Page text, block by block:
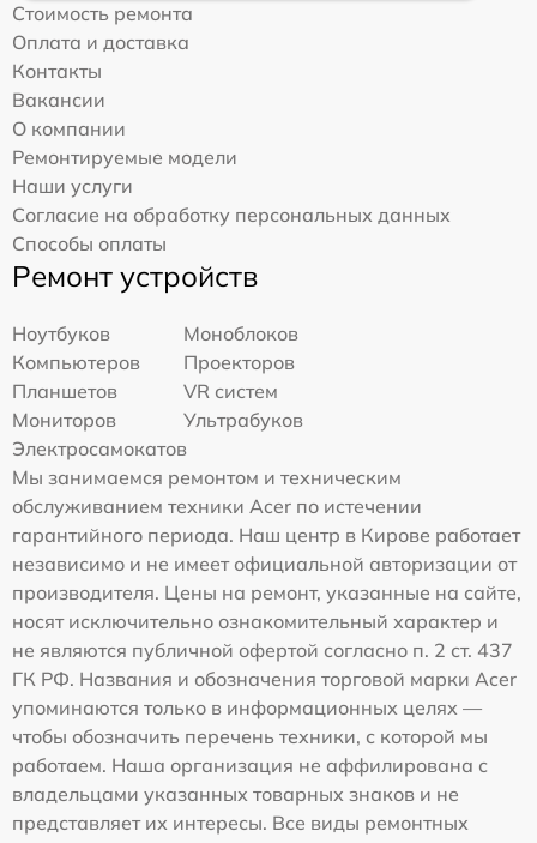
Стоимость ремонта
Оплата и доставка
Контакты
Вакансии
О компании
Ремонтируемые модели
Наши услуги
Согласие на обработку персональных данных
Способы оплаты
Ремонт устройств
Ноутбуков
Моноблоков
Компьютеров
Проекторов
Планшетов
VR систем
Мониторов
Ультрабуков
Электросамокатов
Мы занимаемся ремонтом и техническим
обслуживанием техники Acer по истечении
гарантийного периода. Наш центр в Кирове работает
независимо и не имеет официальной авторизации от
производителя. Цены на ремонт, указанные на сайте,
носят исключительно ознакомительный характер и
не являются публичной офертой согласно п. 2 ст. 437
ГК РФ. Названия и обозначения торговой марки Acer
упоминаются только в информационных целях —
чтобы обозначить перечень техники, с которой мы
работаем. Наша организация не аффилирована с
владельцами указанных товарных знаков и не
представляет их интересы. Все виды ремонтных